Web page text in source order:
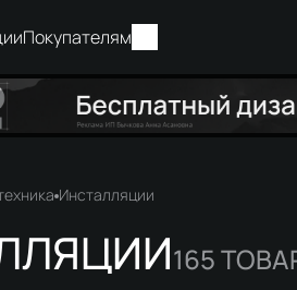
Покупателям
Инсталляции
165